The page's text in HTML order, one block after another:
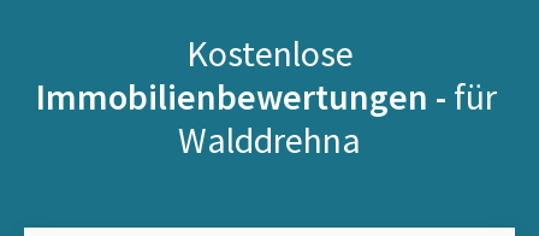
Kostenlose
Immobilienbewertungen - für
Walddrehna